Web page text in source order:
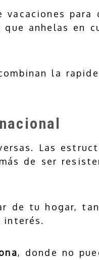
vacaciones para
anhelas en
la
Las
de ser
de tu hogar,
interés.
, donde no